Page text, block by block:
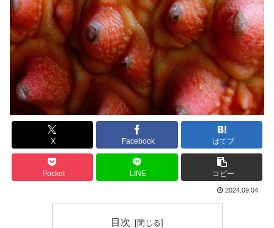
X Facebook はてブ
Pocket LINE コピー
2024.09.04
目次